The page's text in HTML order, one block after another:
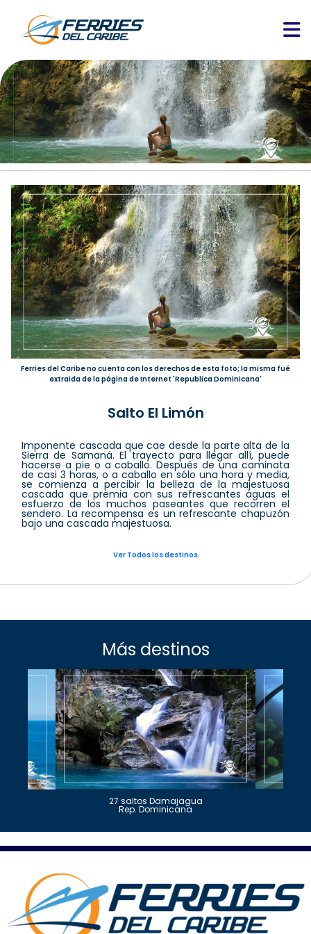
Ferries del Caribe no cuenta con los derechos de esta foto; la misma fué
extraida de la página de Internet 'Republica Dominicana'
Salto El Limón
Imponente cascada que cae desde la parte alta de la
Sierra de Samaná. El trayecto para llegar allí, puede
hacerse a pie o a caballo. Después de una caminata
de casi 3 horas, o a caballo en sólo una hora y media,
se comienza a percibir la belleza de la majestuosa
cascada que premia con sus refrescantes aguas el
esfuerzo de los muchos paseantes que recorren el
sendero. La recompensa es un refrescante chapuzón
bajo una cascada majestuosa.
Ver Todos los destinos
Más destinos
27 saltos Damajagua
Rep. Dominicana